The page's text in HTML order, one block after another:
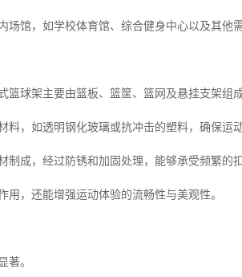
场馆，如学校体育馆、综合健身中心以及其他
篮球架主要由篮板、篮筐、篮网及悬挂支架组成
料，如透明钢化玻璃或抗冲击的塑料，确保运
制成，经过防锈和加固处理，能够承受频繁的
用，还能增强运动体验的流畅性与美观性。
著。